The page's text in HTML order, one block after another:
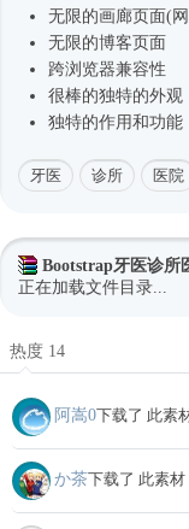
无限的画廊页面(
无限的博客页面
跨浏览器兼容性
很棒的独特的外观
独特的作用和功能
牙医 诊所 医院
Bootstrap牙医诊所
正在加载文件目录...
热度 14
阿嵩0下载了 此素
か茶下载了 此素材